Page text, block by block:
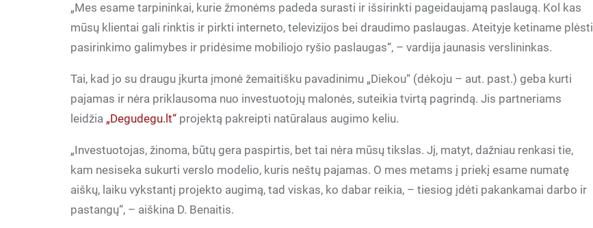
„Mes esame tarpininkai, kurie žmonėms padeda surasti ir išsirinkti pageidaujamą paslaugą. Kol kas
mūsų klientai gali rinktis ir pirkti interneto, televizijos bei draudimo paslaugas. Ateityje ketiname plėsti
pasirinkimo galimybes ir pridėsime mobiliojo ryšio paslaugas“, – vardija jaunasis verslininkas.
Tai, kad jo su draugu įkurta įmonė žemaitišku pavadinimu „Diekou“ (dėkoju – aut. past.) geba kurti
pajamas ir nėra priklausoma nuo investuotojų malonės, suteikia tvirtą pagrindą. Jis partneriams
leidžia „Degudegu.lt“ projektą pakreipti natūralaus augimo keliu.
„Investuotojas, žinoma, būtų gera paspirtis, bet tai nėra mūsų tikslas. Jį, matyt, dažniau renkasi tie,
kam nesiseka sukurti verslo modelio, kuris neštų pajamas. O mes metams į priekį esame numatę
aiškų, laiku vykstantį projekto augimą, tad viskas, ko dabar reikia, – tiesiog įdėti pakankamai darbo ir
pastangų“, – aiškina D. Benaitis.